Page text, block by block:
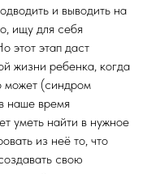
и выводить на
ищу для себя
этот этап даст
жизни ребенка, когда
может (синдром
наше время
уметь найти в нужное
из неё то, что
свою